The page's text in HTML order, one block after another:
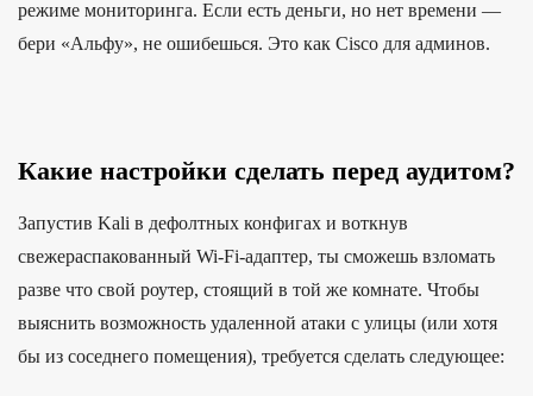
режиме мониторинга. Если есть деньги, но нет времени —
бери «Альфу», не ошибешься. Это как Cisco для админов.
Какие настройки сделать перед аудитом?
Запустив Kali в дефолтных конфигах и воткнув
свежераспакованный Wi-Fi-адаптер, ты сможешь взломать
разве что свой роутер, стоящий в той же комнате. Чтобы
выяснить возможность удаленной атаки с улицы (или хотя
бы из соседнего помещения), требуется сделать следующее: